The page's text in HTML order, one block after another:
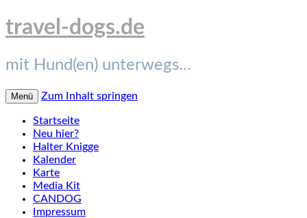
travel-dogs.de
mit Hund(en) unterwegs…
Menü Zum Inhalt springen
Startseite
Neu hier?
Halter Knigge
Kalender
Karte
Media Kit
CANDOG
Impressum